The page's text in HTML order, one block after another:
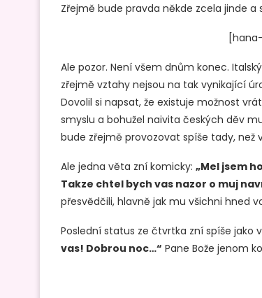
Zřejmě bude pravda někde zcela jinde
Ale pozor. Není všem dnům konec.
zřejmě vztahy nejsou na tak vynikající
Dovolil si napsat, že existuje možnost
smyslu a bohužel naivita českých děv
bude zřejmě provozovat spíše tady, než
Ale jedna věta zní komicky: „Mel jsem
Takze chtel bych vas nazor o muj
přesvědčili, hlavně jak mu všichni hned
Poslední status ze čtvrtka zní spíše jako
vas! Dobrou noc…“ Pane Bože jenom